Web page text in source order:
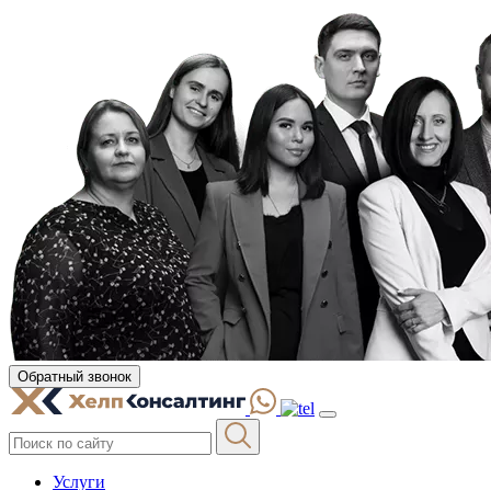
Обратный звонок
Услуги